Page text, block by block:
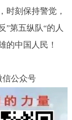
时刻保持警觉，
”第五纵队“的人
的中国人民！
信公众号